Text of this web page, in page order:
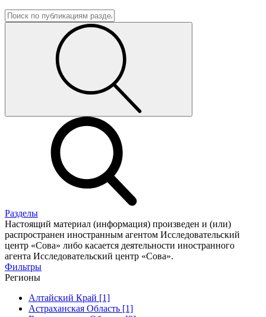
Разделы
Настоящий материал (информация) произведен и (или)
распространен иностранным агентом Исследовательский
центр «Сова» либо касается деятельности иностранного
агента Исследовательский центр «Сова».
Фильтры
Регионы
Алтайский Край [1]
Астраханская Область [1]